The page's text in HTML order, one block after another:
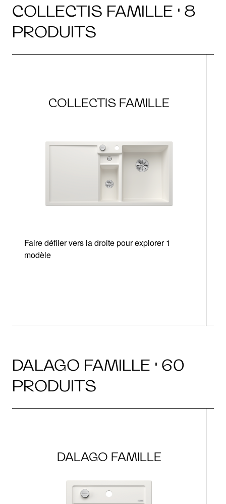
COLLECTIS FAMILLE · 8
PRODUITS
COLLECTIS FAMILLE
Faire défiler vers la droite pour explorer 1
modèle
DALAGO FAMILLE · 60
PRODUITS
DALAGO FAMILLE